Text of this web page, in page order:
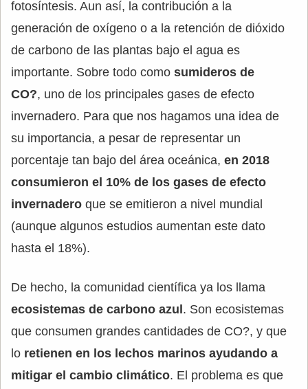
fotosíntesis. Aun así, la contribución a la
generación de oxígeno o a la retención de dióxido
de carbono de las plantas bajo el agua es
importante. Sobre todo como sumideros de
CO?, uno de los principales gases de efecto
invernadero. Para que nos hagamos una idea de
su importancia, a pesar de representar un
porcentaje tan bajo del área oceánica, en 2018
consumieron el 10% de los gases de efecto
invernadero que se emitieron a nivel mundial
(aunque algunos estudios aumentan este dato
hasta el 18%).
De hecho, la comunidad científica ya los llama
ecosistemas de carbono azul. Son ecosistemas
que consumen grandes cantidades de CO?, y que
lo retienen en los lechos marinos ayudando a
mitigar el cambio climático. El problema es que